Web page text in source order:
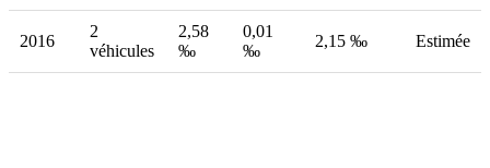
2016
2
véhicules
2,58
‰
0,01
‰
2,15 ‰ Estimée